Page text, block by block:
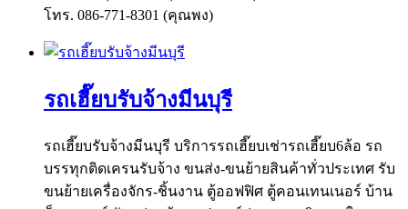
โทร. 086-771-8301 (คุณพง)
รถเฮี๊ยบรับจ้างมีนบุรี
รถเฮี๊ยบรับจ้างมีนบุรี บริการรถเฮี๊ยบเช่ารถเฮี๊ยบ6ล้อ รถ
บรรทุกติดเครนรับจ้าง ขนส่ง-ขนย้ายสินค้าทั่วประเทศ รับ
ขนย้ายเครื่องจักร-ชิ้นงาน ตู้ออฟฟิศ ตู้คอนเทนเนอร์ บ้าน